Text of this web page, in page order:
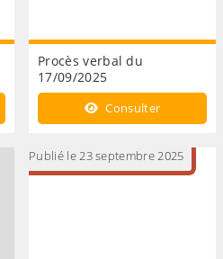
Procès verbal du
17/09/2025
Consulter
Publié le 23 septembre 2025